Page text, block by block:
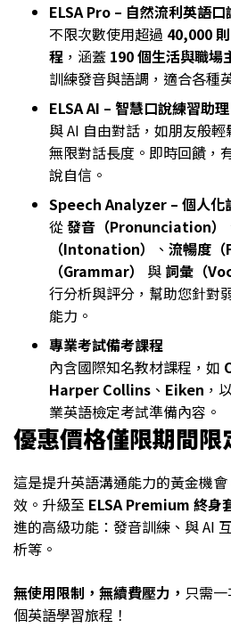
ELSA Pro – 自然流利英語口
不限次數使用超過 40,000
程 ，涵蓋 190 個生活與職場
訓練發音與語調，適合各種
ELSA AI – 智慧口說練習助理
與 AI 自由對話，如朋友般
無限對話長度。即時回饋，
說自信。
Speech Analyzer – 個人化
從發音（Pronunciation）
（Intonation）
、 流暢度（
（Grammar）
與 詞彙（
行分析與評分，幫助您針對
能力。
專業考試備考課程
內含國際知名教材課程，如
Harper Collins 、 Eiken ，
業英語檢定考試準備內容。
優惠價格僅限期間限
這是提升英語溝通能力的黃金機
效。升級至 ELSA Premium 終身
進的高級功能：發音訓練、與 AI
析等。
無使用限制，無續費壓力， 只需
個英語學習旅程！